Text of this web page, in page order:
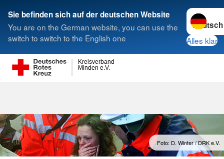
Sie befinden sich auf der deutschen Website
You are on the German website, you can use the
switch to switch to the English one
Sprache
Alles klar
Minden e.V.
Kreisverband
Suche
Foto: D. Winter / DRK e.V.